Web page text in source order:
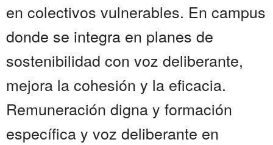
en colectivos vulnerables. En campus
donde se integra en planes de
sostenibilidad con voz deliberante,
mejora la cohesión y la eficacia.
Remuneración digna y formación
específica y voz deliberante en